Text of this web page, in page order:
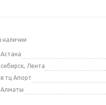
наличии
Лента
тц Апорт